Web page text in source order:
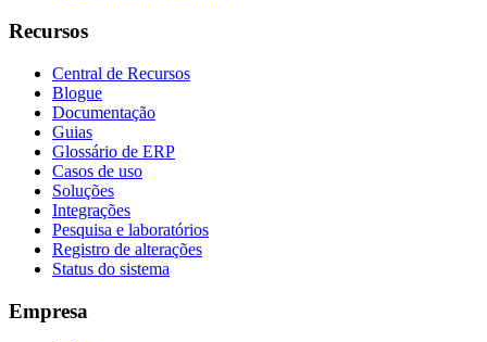
Recursos
Central de Recursos
Blogue
Documentação
Guias
Glossário de ERP
Casos de uso
Soluções
Integrações
Pesquisa e laboratórios
Registro de alterações
Status do sistema
Empresa